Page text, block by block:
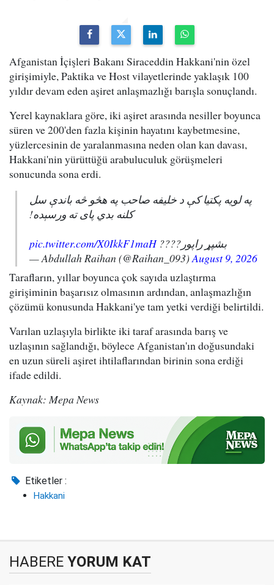
Afganistan İçişleri Bakanı Siraceddin Hakkani'nin özel
girişimiyle, Paktika ve Host vilayetlerinde yaklaşık 100
yıldır devam eden aşiret anlaşmazlığı barışla sonuçlandı.
Yerel kaynaklara göre, iki aşiret arasında nesiller boyunca
süren ve 200'den fazla kişinin hayatını kaybetmesine,
yüzlercesinin de yaralanmasına neden olan kan davası,
Hakkani'nin yürüttüğü arabuluculuk görüşmeleri
sonucunda sona erdi.
په لویه پکتیا کې د خلیفه صاحب په هڅو څه باندې سل
کلنه بدي پای ته ورسېده!
بشپړ راپور????pic.twitter.com/X0IkkF1maH
— Abdullah Raihan (@Raihan_093)August 9, 2026
Tarafların, yıllar boyunca çok sayıda uzlaştırma
girişiminin başarısız olmasının ardından, anlaşmazlığın
çözümü konusunda Hakkani'ye tam yetki verdiği belirtildi.
Varılan uzlaşıyla birlikte iki taraf arasında barış ve
uzlaşının sağlandığı, böylece Afganistan'ın doğusundaki
en uzun süreli aşiret ihtilaflarından birinin sona erdiği
ifade edildi.
Kaynak: Mepa News
Etiketler :
Hakkani
HABERE YORUM KAT